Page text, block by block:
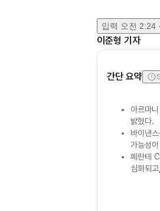
입력 오전 2:24
이준형 기자
간단 요약
아르마
밝혔다.
바이낸
가능성
페란테
심화되